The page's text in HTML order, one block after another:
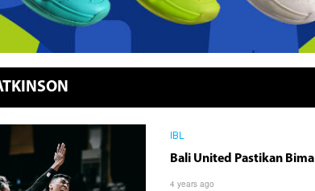
IBL
Bali United Pastikan
4 years ago